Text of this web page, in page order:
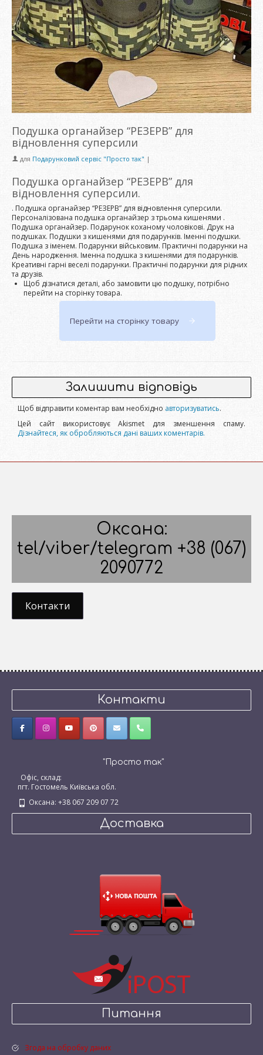
Подушка органайзер “РЕЗЕРВ” для
відновлення суперсили
для Подарунковий сервіс "Просто так" |
Подушка органайзер “РЕЗЕРВ” для
відновлення суперсили.
. Подушка органайзер “РЕЗЕРВ” для відновлення суперсили.
Персоналізована подушка органайзер з трьома кишенями .
Подушка органайзер. Подарунок коханому чоловікові. Друк на
подушках. Подушки з кишенями для подарунків. Іменні подушки.
Подушка з іменем. Подарунки військовим. Практичні подарунки на
День народження. Іменна подушка з кишенями для подарунків.
Креативні гарні веселі подарунки. Практичні подарунки для рідних
та друзів.
Щоб дізнатися деталі, або замовити цю подушку, потрібно
перейти на сторінку товара.
Перейти на сторінку товару
Залишити відповідь
Щоб відправити коментар вам необхідно авторизуватись.
Цей сайт використовує Akismet для зменшення спаму.
Дізнайтеся, як обробляються дані ваших коментарів.
Оксана:
tel/viber/telegram +38 (067)
2090772
Контакти
Контакти
"Просто так"
Офіс, склад:
пгт. Гостомель Київська обл.
Оксана: +38 067 209 07 72
Доставка
Питання
Згода на обробку даних